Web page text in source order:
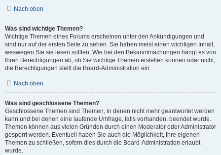
Nach oben
Was sind wichtige Themen?
Wichtige Themen eines Forums erscheinen unter den Ankündigungen und
sind nur auf der ersten Seite zu sehen. Sie haben meist einen wichtigen Inhalt,
weswegen Sie sie lesen sollten. Wie bei den Bekanntmachungen hängt es von
Ihren Berechtigungen ab, ob Sie wichtige Themen erstellen können oder nicht;
die Berechtigungen stellt die Board-Administration ein.
Nach oben
Was sind geschlossene Themen?
Geschlossene Themen sind Themen, in denen nicht mehr geantwortet werden
kann und bei denen eine laufende Umfrage, falls vorhanden, beendet wurde.
Themen können aus vielen Gründen durch einen Moderator oder Administrator
gesperrt werden. Eventuell haben Sie auch die Möglichkeit, Ihre eigenen
Themen zu schließen, sofern dies durch die Board-Administration erlaubt
wurde.